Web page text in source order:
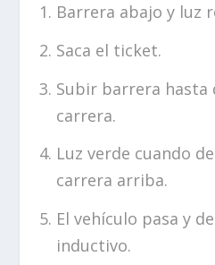
Barrera abajo y luz
Saca el ticket.
Subir barrera hasta
carrera.
Luz verde cuando
carrera arriba.
El vehículo pasa y
inductivo.